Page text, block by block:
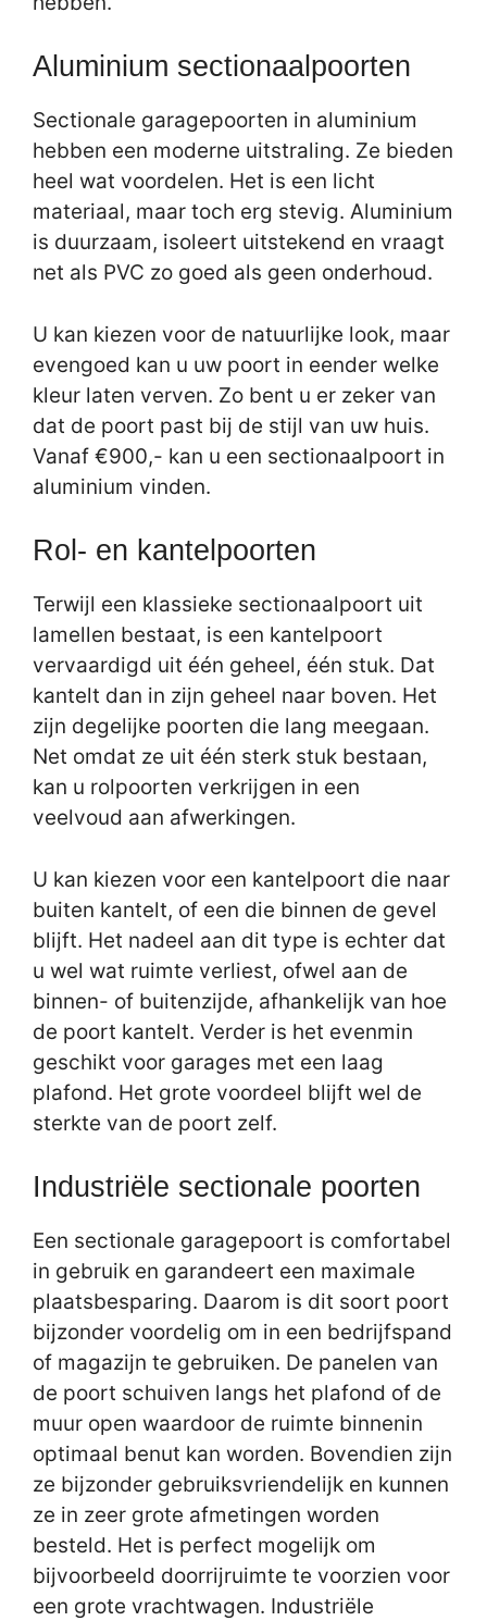
Aluminium sectionaalpoorten
Sectionale garagepoorten in aluminium
hebben een moderne uitstraling. Ze bieden
heel wat voordelen. Het is een licht
materiaal, maar toch erg stevig. Aluminium
is duurzaam, isoleert uitstekend en vraagt
net als PVC zo goed als geen onderhoud.
U kan kiezen voor de natuurlijke look, maar
evengoed kan u uw poort in eender welke
kleur laten verven. Zo bent u er zeker van
dat de poort past bij de stijl van uw huis.
Vanaf €900,- kan u een sectionaalpoort in
aluminium vinden.
Rol- en kantelpoorten
Terwijl een klassieke sectionaalpoort uit
lamellen bestaat, is een kantelpoort
vervaardigd uit één geheel, één stuk. Dat
kantelt dan in zijn geheel naar boven. Het
zijn degelijke poorten die lang meegaan.
Net omdat ze uit één sterk stuk bestaan,
kan u rolpoorten verkrijgen in een
veelvoud aan afwerkingen.
U kan kiezen voor een kantelpoort die naar
buiten kantelt, of een die binnen de gevel
blijft. Het nadeel aan dit type is echter dat
u wel wat ruimte verliest, ofwel aan de
binnen- of buitenzijde, afhankelijk van hoe
de poort kantelt. Verder is het evenmin
geschikt voor garages met een laag
plafond. Het grote voordeel blijft wel de
sterkte van de poort zelf.
Industriële sectionale poorten
Een sectionale garagepoort is comfortabel
in gebruik en garandeert een maximale
plaatsbesparing. Daarom is dit soort poort
bijzonder voordelig om in een bedrijfspand
of magazijn te gebruiken. De panelen van
de poort schuiven langs het plafond of de
muur open waardoor de ruimte binnenin
optimaal benut kan worden. Bovendien zijn
ze bijzonder gebruiksvriendelijk en kunnen
ze in zeer grote afmetingen worden
besteld. Het is perfect mogelijk om
bijvoorbeeld doorrijruimte te voorzien voor
een grote vrachtwagen. Industriële